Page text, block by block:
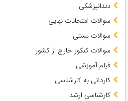
دندانپزشکی
سوالات امتحانات نهایی
سوالات تستی
سوالات کنکور خارج از کشور
فیلم آموزشی
کاردانی به کارشناسی
کارشناسی ارشد